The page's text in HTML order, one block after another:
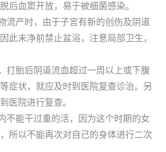
后血窦开放，易于被细菌感染。
流产时，由于子宫有新的创伤及阴道
此未净前禁止盆浴，注意局部卫生，
打胎后阴道流血超过一周以上或下腹
症状，就应及时到医院复查诊治。另
医院进行复查。
不能干过重的活，因为这个时期的女
所以不能再次对自己的身体进行二次